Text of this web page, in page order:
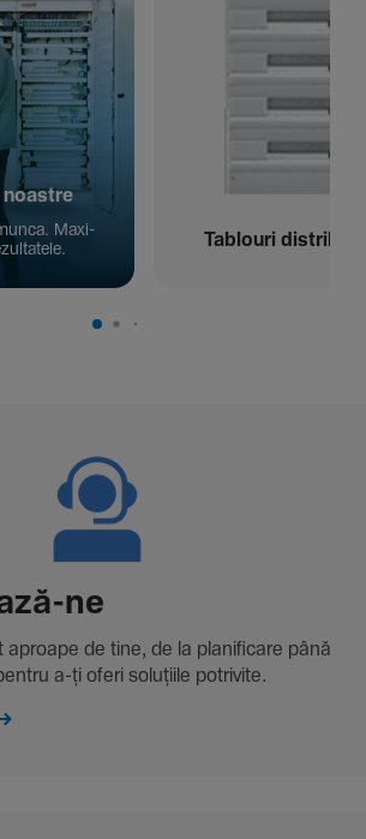
noastre
Maxi­
Tablouri
ne
aproape de tine, de la plani­fi­care până
a-ți oferi solu­țiile potri­vite.